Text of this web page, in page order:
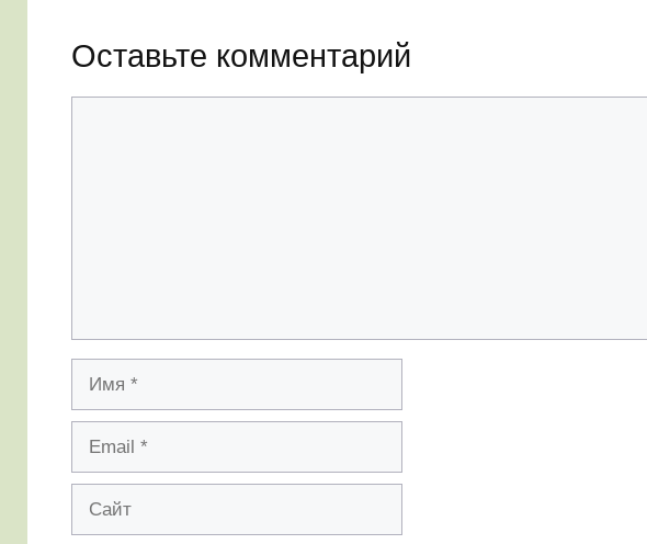
Оставьте комментарий